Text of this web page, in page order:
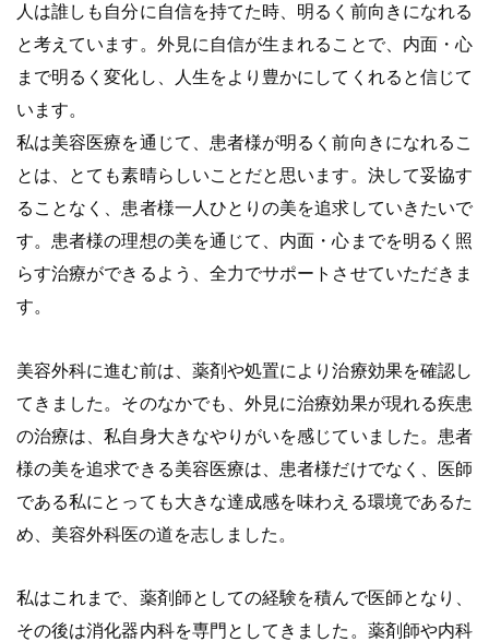
人は誰しも自分に自信を持てた時、明るく前向きになれる
と考えています。外見に自信が生まれることで、内面・心
まで明るく変化し、人生をより豊かにしてくれると信じて
います。
私は美容医療を通じて、患者様が明るく前向きになれるこ
とは、とても素晴らしいことだと思います。決して妥協す
ることなく、患者様一人ひとりの美を追求していきたいで
す。患者様の理想の美を通じて、内面・心までを明るく照
らす治療ができるよう、全力でサポートさせていただきま
す。
美容外科に進む前は、薬剤や処置により治療効果を確認し
てきました。そのなかでも、外見に治療効果が現れる疾患
の治療は、私自身大きなやりがいを感じていました。患者
様の美を追求できる美容医療は、患者様だけでなく、医師
である私にとっても大きな達成感を味わえる環境であるた
め、美容外科医の道を志しました。
私はこれまで、薬剤師としての経験を積んで医師となり、
その後は消化器内科を専門としてきました。薬剤師や内科